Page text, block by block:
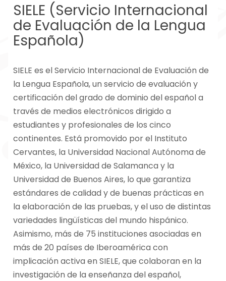
SIELE (Servicio Internacional
de Evaluación de la Lengua
Española)
SIELE es el Servicio Internacional de Evaluación de
la Lengua Española, un servicio de evaluación y
certificación del grado de dominio del español a
través de medios electrónicos dirigido a
estudiantes y profesionales de los cinco
continentes. Está promovido por el Instituto
Cervantes, la Universidad Nacional Autónoma de
México, la Universidad de Salamanca y la
Universidad de Buenos Aires, lo que garantiza
estándares de calidad y de buenas prácticas en
la elaboración de las pruebas, y el uso de distintas
variedades lingüísticas del mundo hispánico.
Asimismo, más de 75 instituciones asociadas en
más de 20 países de Iberoamérica con
implicación activa en SIELE, que colaboran en la
investigación de la enseñanza del español,